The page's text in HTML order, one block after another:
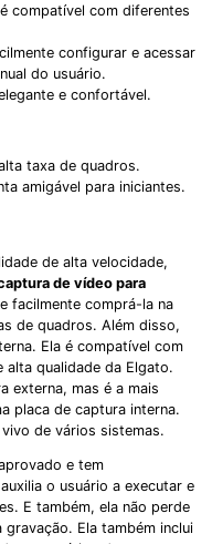
compatível com diferentes
configurar e acessar
do usuário.
e confortável.
taxa de quadros.
amigável para iniciantes.
de alta velocidade,
de vídeo para
facilmente comprá-la na
de quadros. Além disso,
Ela é compatível com
qualidade da Elgato.
externa, mas é a mais
placa de captura interna.
de vários sistemas.
e tem
o usuário a executar e
E também, ela não perde
Ela também inclui